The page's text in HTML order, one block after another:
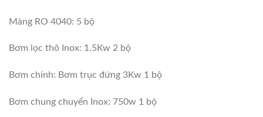
Màng RO 4040: 5 bộ
Bơm lọc thô Inox: 1.5Kw 2 bộ
Bơm chính: Bơm trục đứng 3Kw 1 bộ
Bơm chung chuyển Inox: 750w 1 bộ